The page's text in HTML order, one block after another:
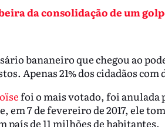
da consolidação de um
bananeiro que chegou ao
Apenas 21% dos cidadãos
foi o mais votado, foi anulada
em 7 de fevereiro de 2017, ele
país de 11 milhões de habitantes.